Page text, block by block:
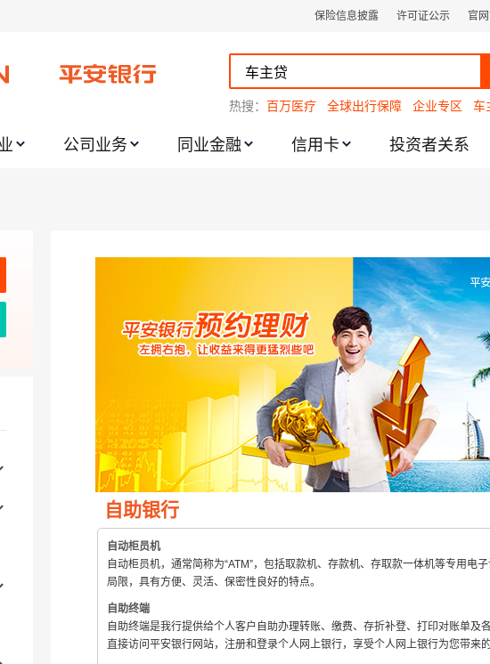
（个人）》的公告
险提示的通知
提示
数字信用卡的公告
保险信息披露 许可证公示 官
热搜： 百万医疗 全球出行保障 企业专区 车
公司业务 同业金融 信用卡 投资者关系
自助银行
自动柜员机
自动柜员机，通常简称为“ATM”，包括取款机、存款机、存取款一体机等专用
局限，具有方便、灵活、保密性良好的特点。
自助终端
自助终端是我行提供给个人客户自助办理转账、缴费、存折补登、打印对账单
直接访问平安银行网站，注册和登录个人网上银行，享受个人网上银行为您带来的